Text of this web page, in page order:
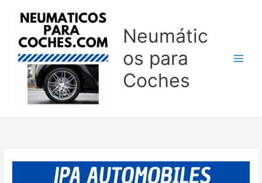
Neumátic
os para
Coches